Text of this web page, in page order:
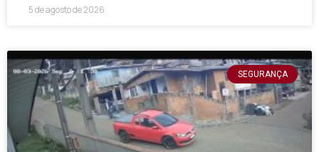
5 de agosto de 2026
SEGURANÇA